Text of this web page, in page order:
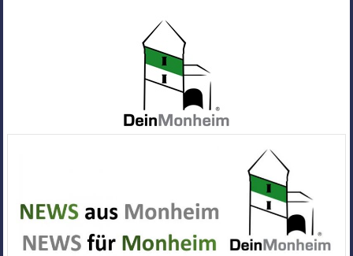
Alle